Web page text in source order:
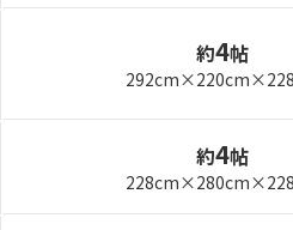
約4帖
約4帖